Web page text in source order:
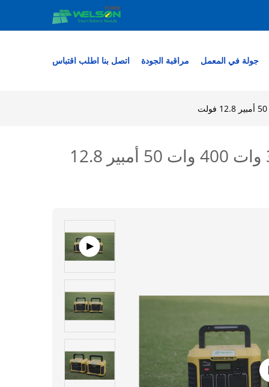
جولة في المعمل مراقبة الجودة اتصل بنا اطلب اقتباس
محطات طاقة محمولة من فوسفات الحديد الليثيوم لأجهزة الكمبيوتر 300 وات 400 وات 50 أمبير 12.8